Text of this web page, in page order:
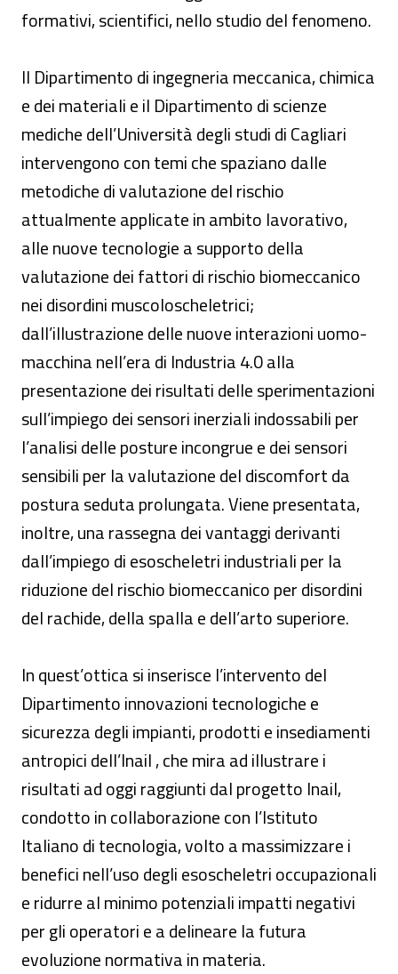
formativi, scientifici, nello studio del fenomeno.
Il Dipartimento di ingegneria meccanica, chimica
e dei materiali e il Dipartimento di scienze
mediche dell’Università degli studi di Cagliari
intervengono con temi che spaziano dalle
metodiche di valutazione del rischio
attualmente applicate in ambito lavorativo,
alle nuove tecnologie a supporto della
valutazione dei fattori di rischio biomeccanico
nei disordini muscoloscheletrici;
dall’illustrazione delle nuove interazioni uomo-
macchina nell’era di Industria 4.0 alla
presentazione dei risultati delle sperimentazioni
sull’impiego dei sensori inerziali indossabili per
l’analisi delle posture incongrue e dei sensori
sensibili per la valutazione del discomfort da
postura seduta prolungata. Viene presentata,
inoltre, una rassegna dei vantaggi derivanti
dall’impiego di esoscheletri industriali per la
riduzione del rischio biomeccanico per disordini
del rachide, della spalla e dell’arto superiore.
In quest’ottica si inserisce l’intervento del
Dipartimento innovazioni tecnologiche e
sicurezza degli impianti, prodotti e insediamenti
antropici dell’Inail , che mira ad illustrare i
risultati ad oggi raggiunti dal progetto Inail,
condotto in collaborazione con l’Istituto
Italiano di tecnologia, volto a massimizzare i
benefici nell’uso degli esoscheletri occupazionali
e ridurre al minimo potenziali impatti negativi
per gli operatori e a delineare la futura
evoluzione normativa in materia.